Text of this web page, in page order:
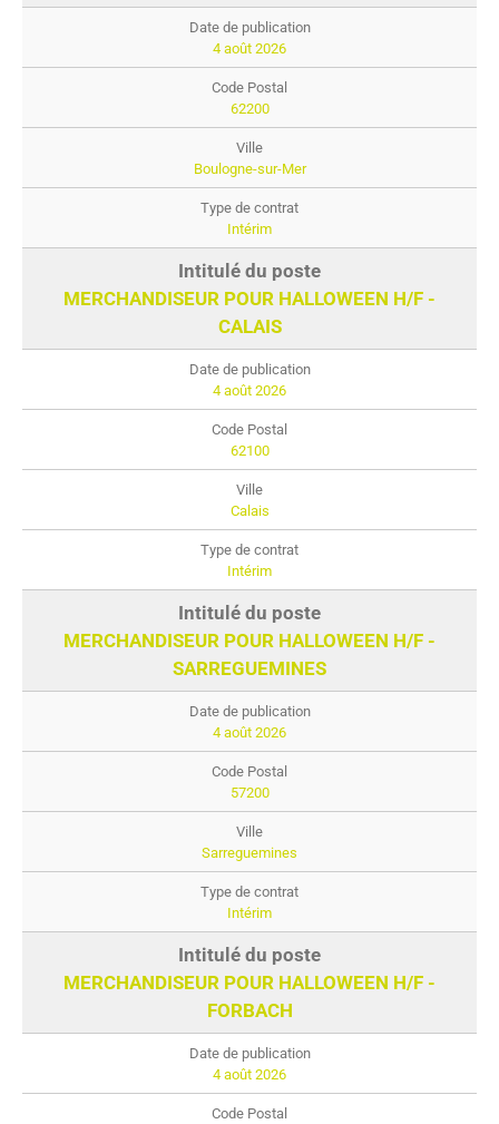
4 août 2026
62200
Boulogne-sur-Mer
Intérim
MERCHANDISEUR POUR HALLOWEEN H/F -
CALAIS
4 août 2026
62100
Calais
Intérim
MERCHANDISEUR POUR HALLOWEEN H/F -
SARREGUEMINES
4 août 2026
57200
Sarreguemines
Intérim
MERCHANDISEUR POUR HALLOWEEN H/F -
FORBACH
4 août 2026